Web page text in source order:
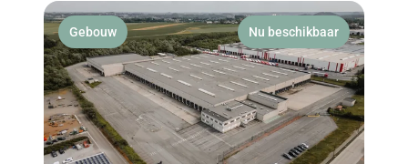
Gebouw Nu beschikbaar